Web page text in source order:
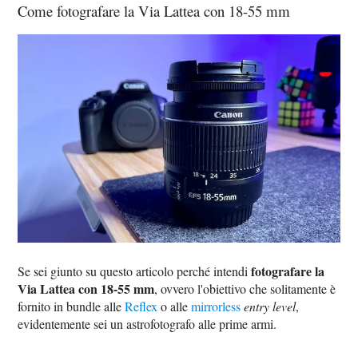
Come fotografare la Via Lattea con 18-55 mm
Se sei giunto su questo articolo perché intendifotografare la
Via Lattea con 18-55 mm, ovvero l'obiettivo che solitamente è
fornito in bundle alleReflexo allemirrorless entry level,
evidentemente sei un astrofotografo alle prime armi.